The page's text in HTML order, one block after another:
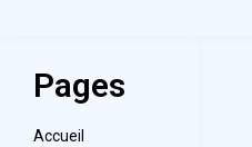
Pages
Accueil